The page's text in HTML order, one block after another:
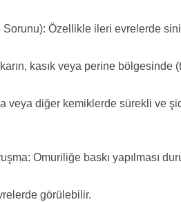
Özellikle ileri evrelerde
kasık veya perine bölgesinde
veya diğer kemiklerde sürekli ve
Omuriliğe baskı yapılması
görülebilir.